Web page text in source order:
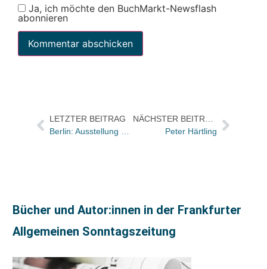
Ja, ich möchte den BuchMarkt-Newsflash
abonnieren
LETZTER BEITRAG
Peter Härtling
Bücher und Autor:innen in der Frankfurter
Allgemeinen Sonntagszeitung